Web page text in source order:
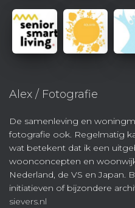
Alex / Fotografie
De samenleving en
fotografie ook. Regelmatig
wat betekent dat ik een
woonconcepten en
Nederland, de VS en Japan.
initiatieven of bijzondere
sievers.nl